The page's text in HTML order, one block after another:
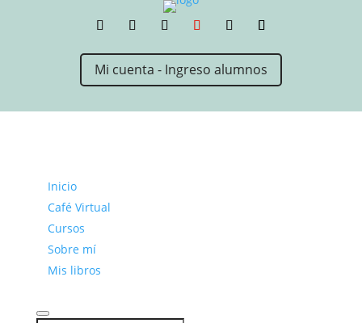
Mi cuenta - Ingreso alumnos
Inicio
Café Virtual
Cursos
Sobre mí
Mis libros